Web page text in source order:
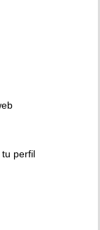
perfil